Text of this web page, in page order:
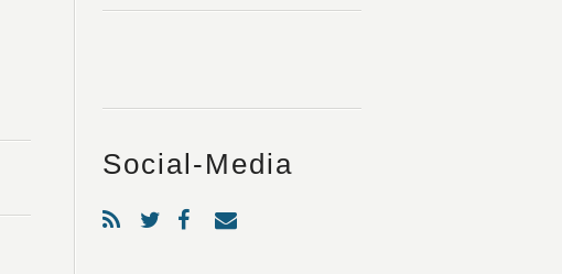
Social-Media